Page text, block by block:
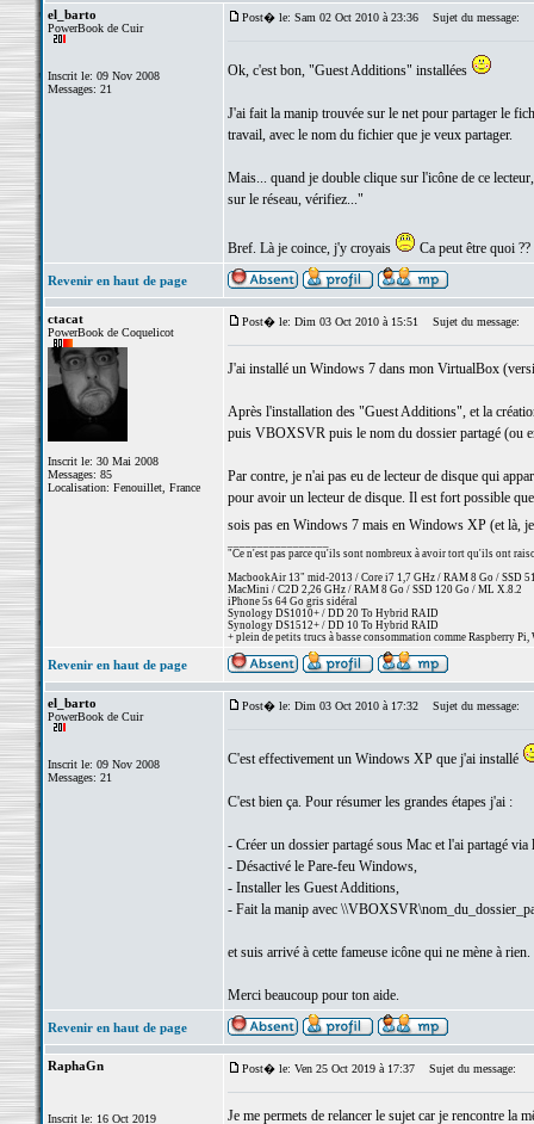
el_barto
PowerBook de Cuir
Inscrit le: 09 Nov 2008
Messages: 21
Post� le: Sam 02 Oct 2010 à 23:36 Sujet du message:
Ok, c'est bon, "Guest Additions" installées
J'ai fait la manip trouvée sur le net pour partager le
travail, avec le nom du fichier que je veux partager.
Mais... quand je double clique sur l'icône de ce
sur le réseau, vérifiez..."
Bref. Là je coince, j'y croyais Ca peut être quoi ??
Revenir en haut de page
ctacat
PowerBook de Coquelicot
Inscrit le: 30 Mai 2008
Messages: 85
Localisation: Fenouillet, France
Post� le: Dim 03 Oct 2010 à 15:51 Sujet du message:
J'ai installé un Windows 7 dans mon VirtualBox
Après l'installation des "Guest Additions", et la
puis VBOXSVR puis le nom du dossier partagé (ou
Par contre, je n'ai pas eu de lecteur de disque qui
pour avoir un lecteur de disque. Il est fort possible
sois pas en Windows 7 mais en Windows XP (et là,
"Ce n'est pas parce qu'ils sont nombreux à avoir tort qu'ils ont
MacbookAir 13" mid-2013 / Core i7 1,7 GHz / RAM 8 Go / SSD
MacMini / C2D 2,26 GHz / RAM 8 Go / SSD 120 Go / ML X.8.2
iPhone 5s 64 Go gris sidéral
Synology DS1010+ / DD 20 To Hybrid RAID
Synology DS1512+ / DD 10 To Hybrid RAID
+ plein de petits trucs à basse consommation comme Raspberry Pi,
Revenir en haut de page
el_barto
PowerBook de Cuir
Inscrit le: 09 Nov 2008
Messages: 21
Post� le: Dim 03 Oct 2010 à 17:32 Sujet du message:
C'est effectivement un Windows XP que j'ai installé
C'est bien ça. Pour résumer les grandes étapes j'ai :
- Créer un dossier partagé sous Mac et l'ai partagé
- Désactivé le Pare-feu Windows,
- Installer les Guest Additions,
- Fait la manip avec
et suis arrivé à cette fameuse icône qui ne mène à rien.
Merci beaucoup pour ton aide.
Revenir en haut de page
RaphaGn
Inscrit le: 16 Oct 2019
Post� le: Ven 25 Oct 2019 à 17:37 Sujet du message:
Je me permets de relancer le sujet car je rencontre la